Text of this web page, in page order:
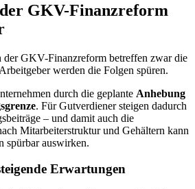
GKV-Finanzreform
der GKV-Finanzreform betreffen zwar die
werden die Folgen spüren.
durch die geplante Anhebung
. Für Gutverdiener steigen dadurch
– und damit auch die
Mitarbeiterstruktur und Gehältern kann
spürbar auswirken.
Erwartungen